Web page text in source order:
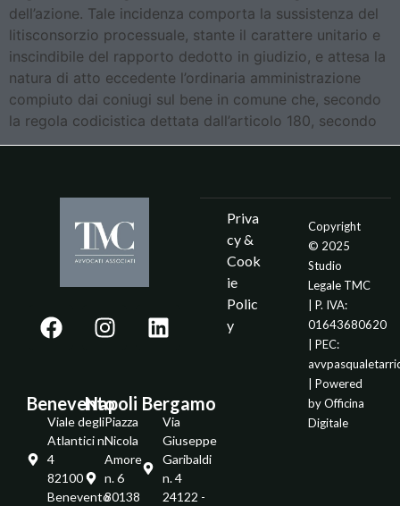
dell’azione. Tale incidenza comporta la sussistenza del
litisconsorzio processuale, stante il carattere unitario e
inscindibile del rapporto dedotto in giudizio, e attesa la
natura di atto eccedente l’ordinaria amministrazione
compiuto dai coniugi sul bene in comune che, secondo
la regola codicistica dettata dall’articolo 180, secondo
Benevento
Viale degli
Atlantici n.
4
82100 -
Benevento
Napoli
Piazza
Nicola
Amore
n. 6
80138
Bergamo
Via
Giuseppe
Garibaldi
n. 4
24122 -
Priva
cy &
Cook
ie
Polic
y
Copyright
© 2025
Studio
Legale TMC
| P. IVA:
01643680620
| PEC:
| Powered
byOfficina
Digitale